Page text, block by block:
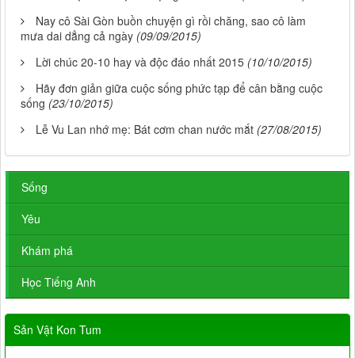
Nay cô Sài Gòn buồn chuyện gì rồi chăng, sao cô làm
mưa dai dẳng cả ngày (09/09/2015)
Lời chúc 20-10 hay và độc đáo nhất 2015 (10/10/2015)
Hãy đơn giản giữa cuộc sống phức tạp để cân bằng cuộc
sống (23/10/2015)
Lễ Vu Lan nhớ mẹ: Bát cơm chan nước mắt (27/08/2015)
Sống
Yêu
Khám phá
Học Tiếng Anh
Sản Vật Kon Tum